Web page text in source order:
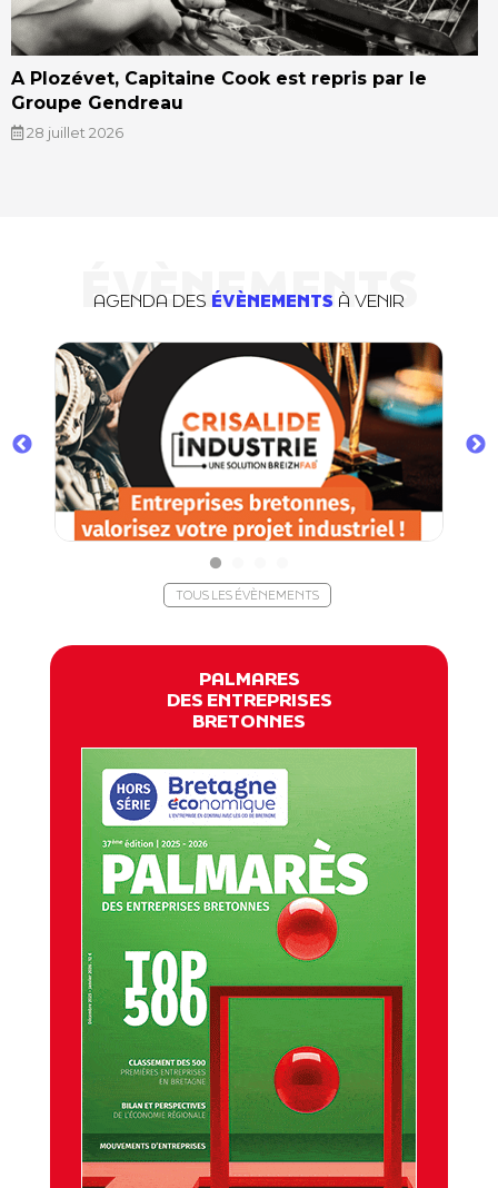
A Plozévet, Capitaine Cook est repris par le
Groupe Gendreau
28 juillet 2026
ÉVÈNEMENTS
AGENDA DES ÉVÈNEMENTS À VENIR
TOUS LES ÉVÈNEMENTS
PALMARES
DES ENTREPRISES
BRETONNES